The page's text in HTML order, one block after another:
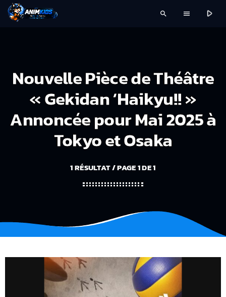
search menu play_arrow
Nouvelle Pièce de Théâtre
« Gekidan ‘Haikyu!! »
Annoncée pour Mai 2025 à
Tokyo et Osaka
1 RÉSULTAT / PAGE 1 DE 1